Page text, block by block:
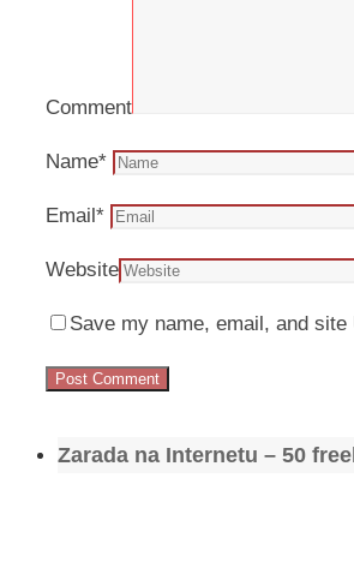
Comment
Name*
Email*
Website
Save my name, email, and
Zarada na Internetu – 50